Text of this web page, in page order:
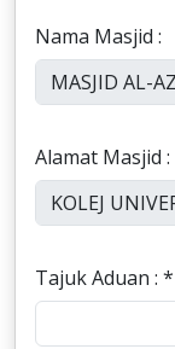
Nama Masjid :
Alamat Masjid :
Tajuk Aduan : *